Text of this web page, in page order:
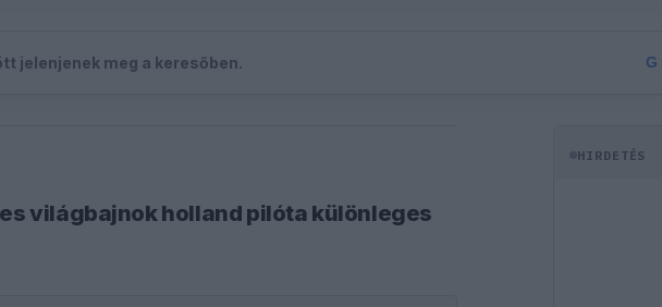
jelenjenek meg a keresőben. G
világbajnok holland pilóta különleges
HIRDETÉS